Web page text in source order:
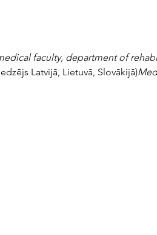
faculty, department of
Latvijā, Lietuvā, Slovākijā)